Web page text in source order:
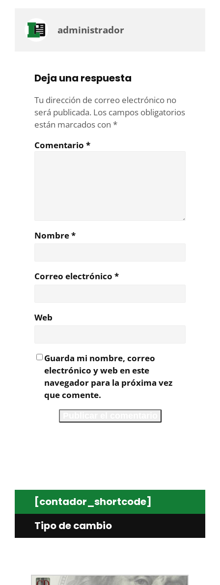
administrador
Deja una respuesta
Tu dirección de correo electrónico no
será publicada. Los campos obligatorios
están marcados con *
Comentario *
Nombre*
Correo electrónico *
Web
Guarda mi nombre, correo
electrónico y web en este
navegador para la próxima vez
que comente.
[contador_shortcode]
Tipo de cambio